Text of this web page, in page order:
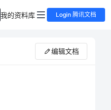
我的资料库 Login 腾讯文档
编辑文档